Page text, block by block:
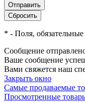
* - Поля,
Сообщение
Ваше сообщение
Вами свяжется наш
Закрыть окно
Самые продаваемые
Просмотренные